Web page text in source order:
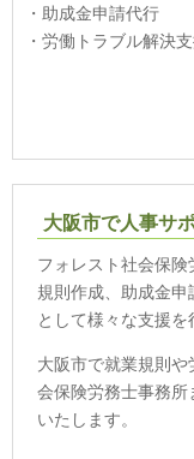
・助成金申請代行
・労働トラブル解決
大阪市で人事サ
フォレスト社会保
規則作成、助成金
として様々な支援を
大阪市で就業規則
会保険労務士事務
いたします。